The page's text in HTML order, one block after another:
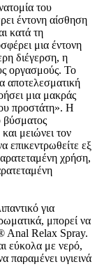
του
έντονη αίσθηση
κατά τη
μια έντονη
διέγερση, η
οργασμούς. Το
αποτελεσματική
μια μακράς
προστάτη». Η
βύσματος
μειώνει τον
επικεντρωθείτε εξ
χρήση,
για
μπορεί να
Anal Relax Spray.
εύκολα με νερό,
παραμένει υγιεινά